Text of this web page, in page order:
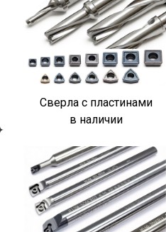
Сверла с пластинами
в наличии